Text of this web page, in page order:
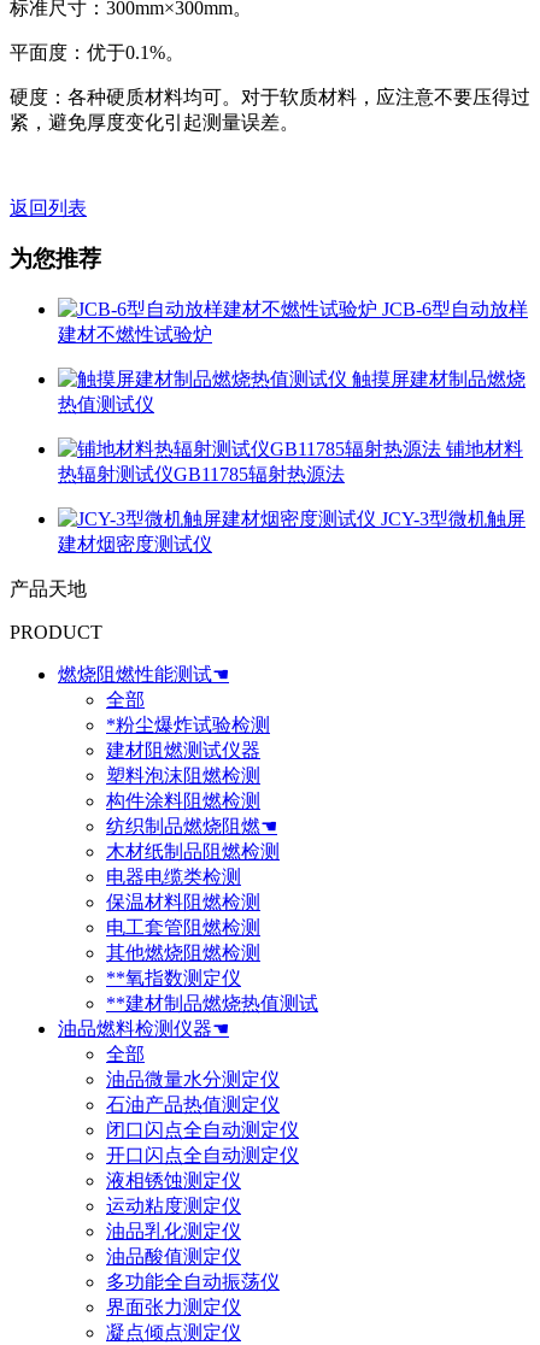
标准尺寸：300mm×300mm。
平面度：优于0.1%。
硬度：各种硬质材料均可。对于软质材料，应注意不要压得过
紧，避免厚度变化引起测量误差。
返回列表
为您推荐
JCB-6型自动放样
建材不燃性试验炉
触摸屏建材制品燃烧
热值测试仪
铺地材料
热辐射测试仪GB11785辐射热源法
JCY-3型微机触屏
建材烟密度测试仪
产品天地
PRODUCT
燃烧阻燃性能测试☚
全部
*粉尘爆炸试验检测
建材阻燃测试仪器
塑料泡沫阻燃检测
构件涂料阻燃检测
纺织制品燃烧阻燃☚
木材纸制品阻燃检测
电器电缆类检测
保温材料阻燃检测
电工套管阻燃检测
其他燃烧阻燃检测
**氧指数测定仪
**建材制品燃烧热值测试
油品燃料检测仪器☚
全部
油品微量水分测定仪
石油产品热值测定仪
闭口闪点全自动测定仪
开口闪点全自动测定仪
液相锈蚀测定仪
运动粘度测定仪
油品乳化测定仪
油品酸值测定仪
多功能全自动振荡仪
界面张力测定仪
凝点倾点测定仪